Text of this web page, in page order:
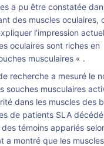
a pu être constatée
des muscles oculaires,
l’impression
oculaires sont riches en
musculaires « .
recherche a mesuré le
souches musculaires
dans les muscles des
de patients SLA
témoins appariés
a montré que les